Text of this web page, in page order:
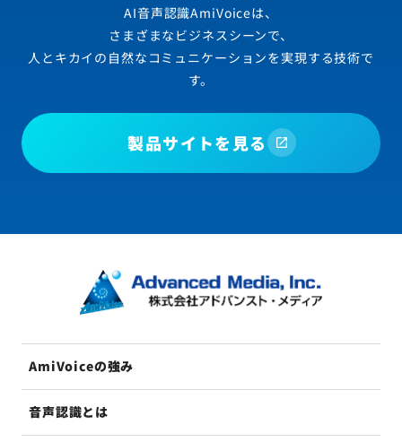
AI音声認識AmiVoiceは、
さまざまなビジネスシーンで、
人とキカイの自然なコミュニケーションを実現する技術で
す。
製品サイトを見る
AmiVoiceの強み
音声認識とは